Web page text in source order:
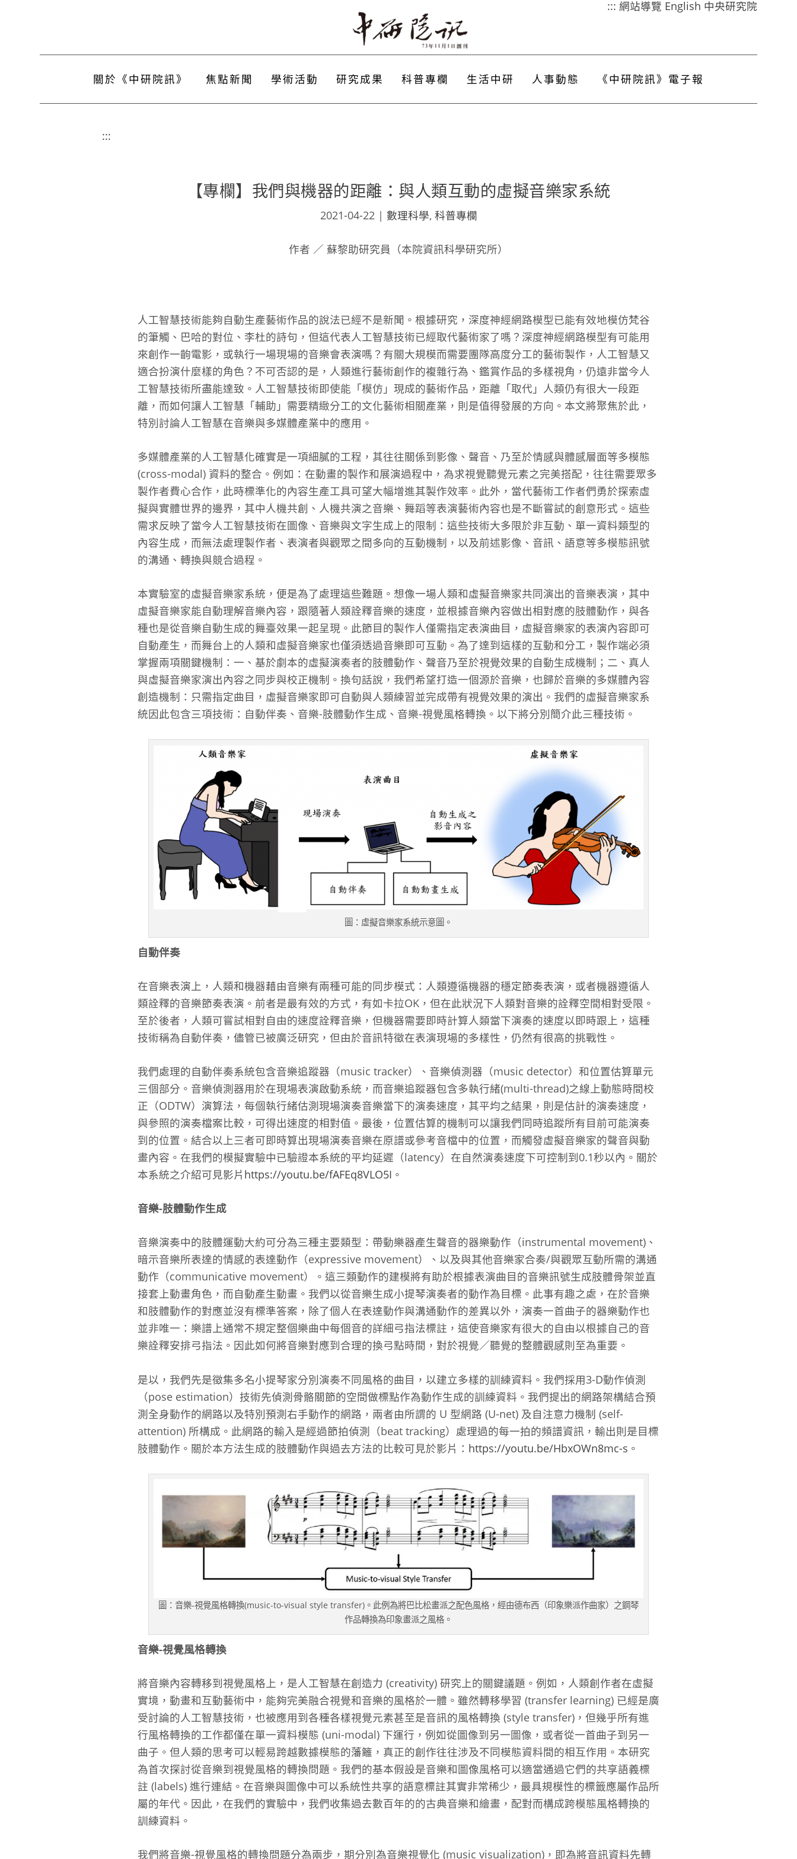
::: 網站導覽 English 中央研究院
關於《中研院訊》 焦點新聞 學術活動 研究成果 科普專欄 生活中研 人事動態 《中研院訊》電子報
:::
【專欄】我們與機器的距離：與人類互動的虛擬音樂家系統
2021-04-22 | 數理科學, 科普專欄
作者 ／ 蘇黎助研究員（本院資訊科學研究所）
人工智慧技術能夠自動生產藝術作品的說法已經不是新聞。根據研究，深度神經網路模型已能有效地模仿梵谷
的筆觸、巴哈的對位、李杜的詩句，但這代表人工智慧技術已經取代藝術家了嗎？深度神經網路模型有可能用
來創作一齣電影，或執行一場現場的音樂會表演嗎？有關大規模而需要團隊高度分工的藝術製作，人工智慧又
適合扮演什麼樣的角色？不可否認的是，人類進行藝術創作的複雜行為、鑑賞作品的多樣視角，仍遠非當今人
工智慧技術所盡能達致。人工智慧技術即使能「模仿」現成的藝術作品，距離「取代」人類仍有很大一段距
離，而如何讓人工智慧「輔助」需要精緻分工的文化藝術相關產業，則是值得發展的方向。本文將聚焦於此，
特別討論人工智慧在音樂與多媒體產業中的應用。
多媒體產業的人工智慧化確實是一項細膩的工程，其往往關係到影像、聲音、乃至於情感與體感層面等多模態
(cross-modal) 資料的整合。例如：在動畫的製作和展演過程中，為求視覺聽覺元素之完美搭配，往往需要眾多
製作者費心合作，此時標準化的內容生產工具可望大幅增進其製作效率。此外，當代藝術工作者們勇於探索虛
擬與實體世界的邊界，其中人機共創、人機共演之音樂、舞蹈等表演藝術內容也是不斷嘗試的創意形式。這些
需求反映了當今人工智慧技術在圖像、音樂與文字生成上的限制：這些技術大多限於非互動、單一資料類型的
內容生成，而無法處理製作者、表演者與觀眾之間多向的互動機制，以及前述影像、音訊、語意等多模態訊號
的溝通、轉換與競合過程。
本實驗室的虛擬音樂家系統，便是為了處理這些難題。想像一場人類和虛擬音樂家共同演出的音樂表演，其中
虛擬音樂家能自動理解音樂內容，跟隨著人類詮釋音樂的速度，並根據音樂內容做出相對應的肢體動作，與各
種也是從音樂自動生成的舞臺效果一起呈現。此節目的製作人僅需指定表演曲目，虛擬音樂家的表演內容即可
自動產生，而舞台上的人類和虛擬音樂家也僅須透過音樂即可互動。為了達到這樣的互動和分工，製作端必須
掌握兩項關鍵機制：一、基於劇本的虛擬演奏者的肢體動作、聲音乃至於視覺效果的自動生成機制；二、真人
與虛擬音樂家演出內容之同步與校正機制。換句話說，我們希望打造一個源於音樂，也歸於音樂的多媒體內容
創造機制：只需指定曲目，虛擬音樂家即可自動與人類練習並完成帶有視覺效果的演出。我們的虛擬音樂家系
統因此包含三項技術：自動伴奏、音樂-肢體動作生成、音樂-視覺風格轉換。以下將分別簡介此三種技術。
圖：虛擬音樂家系統示意圖。
自動伴奏
在音樂表演上，人類和機器藉由音樂有兩種可能的同步模式：人類遵循機器的穩定節奏表演，或者機器遵循人
類詮釋的音樂節奏表演。前者是最有效的方式，有如卡拉OK，但在此狀況下人類對音樂的詮釋空間相對受限。
至於後者，人類可嘗試相對自由的速度詮釋音樂，但機器需要即時計算人類當下演奏的速度以即時跟上，這種
技術稱為自動伴奏，儘管已被廣泛研究，但由於音訊特徵在表演現場的多樣性，仍然有很高的挑戰性。
我們處理的自動伴奏系統包含音樂追蹤器（music tracker）、音樂偵測器（music detector）和位置估算單元
三個部分。音樂偵測器用於在現場表演啟動系統，而音樂追蹤器包含多執行緒(multi-thread)之線上動態時間校
正（ODTW）演算法，每個執行緒估測現場演奏音樂當下的演奏速度，其平均之結果，則是估計的演奏速度，
與參照的演奏檔案比較，可得出速度的相對值。最後，位置估算的機制可以讓我們同時追蹤所有目前可能演奏
到的位置。結合以上三者可即時算出現場演奏音樂在原譜或參考音檔中的位置，而觸發虛擬音樂家的聲音與動
畫內容。在我們的模擬實驗中已驗證本系統的平均延遲（latency）在自然演奏速度下可控制到0.1秒以內。關於
本系統之介紹可見影片 https://youtu.be/fAFEq8VLO5I 。
音樂-肢體動作生成
音樂演奏中的肢體運動大約可分為三種主要類型：帶動樂器產生聲音的器樂動作（instrumental movement)、
暗示音樂所表達的情感的表達動作（expressive movement）、以及與其他音樂家合奏/與觀眾互動所需的溝通
動作（communicative movement）。這三類動作的建模將有助於根據表演曲目的音樂訊號生成肢體骨架並直
接套上動畫角色，而自動產生動畫。我們以從音樂生成小提琴演奏者的動作為目標。此事有趣之處，在於音樂
和肢體動作的對應並沒有標準答案，除了個人在表達動作與溝通動作的差異以外，演奏一首曲子的器樂動作也
並非唯一：樂譜上通常不規定整個樂曲中每個音的詳細弓指法標註，這使音樂家有很大的自由以根據自己的音
樂詮釋安排弓指法。因此如何將音樂對應到合理的換弓點時間，對於視覺／聽覺的整體觀感則至為重要。
是以，我們先是徵集多名小提琴家分別演奏不同風格的曲目，以建立多樣的訓練資料。我們採用3-D動作偵測
（pose estimation）技術先偵測骨骼關節的空間做標點作為動作生成的訓練資料。我們提出的網路架構結合預
測全身動作的網路以及特別預測右手動作的網路，兩者由所謂的 U 型網路 (U-net) 及自注意力機制 (self-
attention) 所構成。此網路的輸入是經過節拍偵測（beat tracking）處理過的每一拍的頻譜資訊，輸出則是目標
肢體動作。關於本方法生成的肢體動作與過去方法的比較可見於影片： https://youtu.be/HbxOWn8mc-s 。
圖：音樂-視覺風格轉換(music-to-visual style transfer)。此例為將巴比松畫派之配色風格，經由德布西（印象樂派作曲家）之鋼琴
作品轉換為印象畫派之風格。
音樂-視覺風格轉換
將音樂內容轉移到視覺風格上，是人工智慧在創造力 (creativity) 研究上的關鍵議題。例如，人類創作者在虛擬
實境，動畫和互動藝術中，能夠完美融合視覺和音樂的風格於一體。雖然轉移學習 (transfer learning) 已經是廣
受討論的人工智慧技術，也被應用到各種各樣視覺元素甚至是音訊的風格轉換 (style transfer)，但幾乎所有進
行風格轉換的工作都僅在單一資料模態 (uni-modal) 下運行，例如從圖像到另一圖像，或者從一首曲子到另一
曲子。但人類的思考可以輕易跨越數據模態的藩籬，真正的創作往往涉及不同模態資料間的相互作用。本研究
為首次探討從音樂到視覺風格的轉換問題。我們的基本假設是音樂和圖像風格可以適當通過它們的共享語義標
註 (labels) 進行連結。在音樂與圖像中可以系統性共享的語意標註其實非常稀少，最具規模性的標籤應屬作品所
屬的年代。因此，在我們的實驗中，我們收集過去數百年的的古典音樂和繪畫，配對而構成跨模態風格轉換的
訓練資料。
我們將音樂-視覺風格的轉換問題分為兩步，期分別為音樂視覺化 (music visualization)，即為將音訊資料先轉